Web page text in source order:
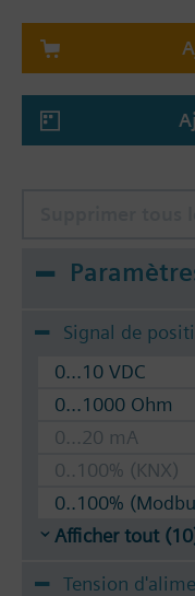
Signal de
0...10 VDC
0...1000 Ohm
0...20 mA
0..100% (KNX)
0..100%
Afficher tout
Tension